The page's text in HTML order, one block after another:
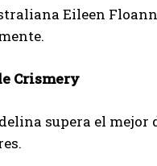
Eileen
Crismery
supera el